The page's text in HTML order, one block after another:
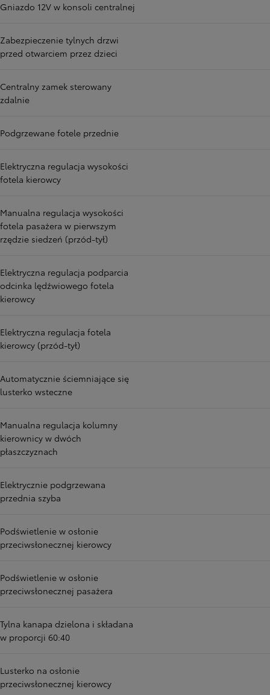
Gniazdo 12V w konsoli centralnej
Zabezpieczenie tylnych drzwi
przed otwarciem przez dzieci
Centralny zamek sterowany
zdalnie
Podgrzewane fotele przednie
Elektryczna regulacja wysokości
fotela kierowcy
Manualna regulacja wysokości
fotela pasażera w pierwszym
rzędzie siedzeń (przód-tył)
Elektryczna regulacja podparcia
odcinka lędźwiowego fotela
kierowcy
Elektryczna regulacja fotela
kierowcy (przód-tył)
Automatycznie ściemniające się
lusterko wsteczne
Manualna regulacja kolumny
kierownicy w dwóch
płaszczyznach
Elektrycznie podgrzewana
przednia szyba
Podświetlenie w osłonie
przeciwsłonecznej kierowcy
Podświetlenie w osłonie
przeciwsłonecznej pasażera
Tylna kanapa dzielona i składana
w proporcji 60:40
Lusterko na osłonie
przeciwsłonecznej kierowcy